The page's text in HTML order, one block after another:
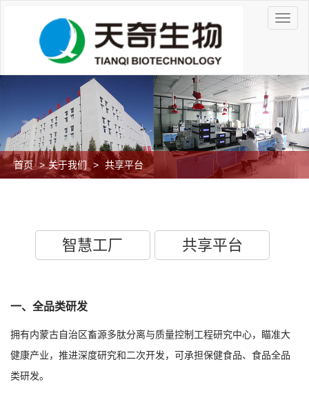
首页 > 关于我们 > 共享平台
智慧工厂 共享平台
一、全品类研发
拥有内蒙古自治区畜源多肽分离与质量控制工程研究中心，瞄准大
健康产业，推进深度研究和二次开发，可承担保健食品、食品全品
类研发。